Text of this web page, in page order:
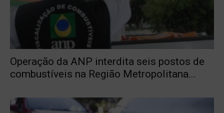
Operação da ANP interdita seis postos de
combustíveis na Região Metropolitana...